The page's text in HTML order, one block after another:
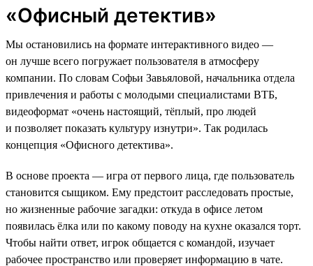
«Офисный детектив»
Мы остановились на формате интерактивного видео —
он лучше всего погружает пользователя в атмосферу
компании. По словам Софьи Завьяловой, начальника отдела
привлечения и работы с молодыми специалистами ВТБ,
видеоформат «очень настоящий, тёплый, про людей
и позволяет показать культуру изнутри». Так родилась
концепция «Офисного детектива».
В основе проекта — игра от первого лица, где пользователь
становится сыщиком. Ему предстоит расследовать простые,
но жизненные рабочие загадки: откуда в офисе летом
появилась ёлка или по какому поводу на кухне оказался торт.
Чтобы найти ответ, игрок общается с командой, изучает
рабочее пространство или проверяет информацию в чате.